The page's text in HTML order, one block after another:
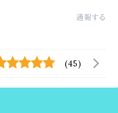
通報する
(45)